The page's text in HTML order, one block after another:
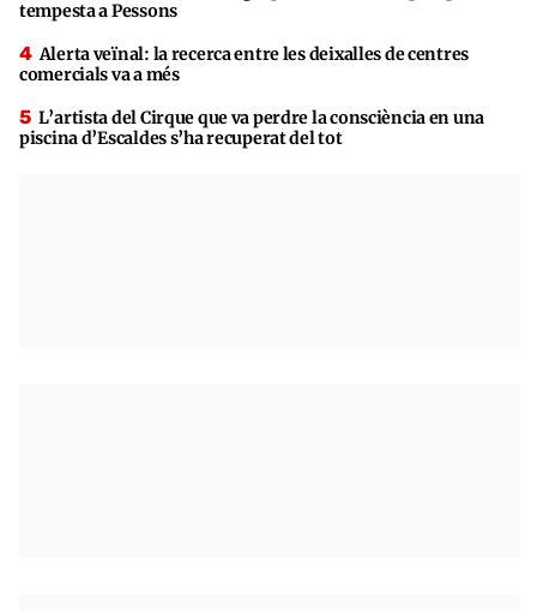
tempesta a Pessons
Alerta veïnal: la recerca entre les deixalles de centres
comercials va a més
L’artista del Cirque que va perdre la consciència en una
piscina d’Escaldes s’ha recuperat del tot